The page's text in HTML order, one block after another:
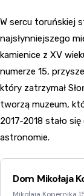
W sercu toruńskiej
najsłynniejszego
kamienice z XV
numerze 15,
który zatrzymał
tworzą muzeum,
2017-2018 stało
astronomie.
Dom Mikołaja
Mikołaja Kopernika